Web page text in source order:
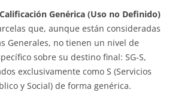
Genérica (Uso no Definido)
que, aunque están consideradas
Generales, no tienen un nivel de
sobre su destino final: SG-S,
exclusivamente como S (Servicios
y Social) de forma genérica.